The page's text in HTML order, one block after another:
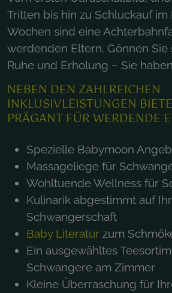
Tritten bis hin zu Schluckauf im
Wochen sind eine
werdenden Eltern. Gönnen Sie
Ruhe und Erholung – Sie
NEBEN DEN ZAHLREICHEN
INKLUSIVLEISTUNGEN
PRÄGANT FÜR WERDENDE
Spezielle Babymoon
Massageliege für
Wohltuende Wellness für
Kulinarik abgestimmt auf
Schwangerschaft
Baby Literatur zum
Ein ausgewähltes
Schwangere am Zimmer
Kleine Überraschung für